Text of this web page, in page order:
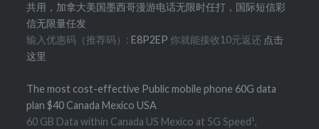
共用，加拿大美国墨西哥漫游电话无限时任打，国际短信彩
信无限量任发
输入优惠码（推荐码）:E8P2EP你就能接收10元返还 点击
这里
The most cost-effective Public mobile phone 60G data
plan $40 Canada Mexico USA
60 GB Data within Canada US Mexico at 5G Speed¹,